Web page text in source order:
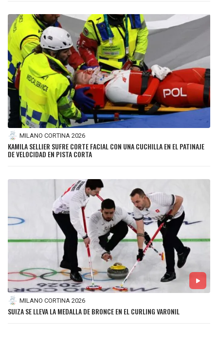
MILANO CORTINA 2026
KAMILA SELLIER SUFRE CORTE FACIAL CON UNA CUCHILLA EN EL PATINAJE
DE VELOCIDAD EN PISTA CORTA
MILANO CORTINA 2026
SUIZA SE LLEVA LA MEDALLA DE BRONCE EN EL CURLING VARONIL